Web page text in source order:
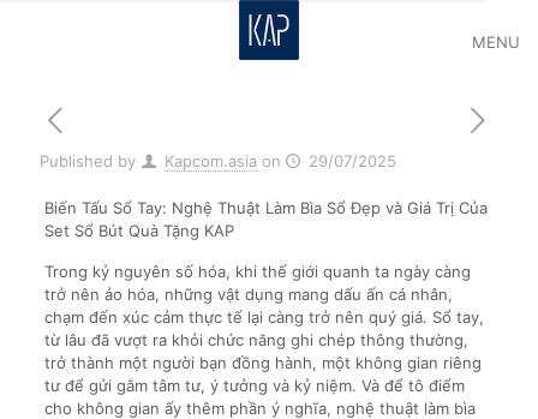
MENU
Published by Kapcom.asia on 29/07/2025
Biến Tấu Sổ Tay: Nghệ Thuật Làm Bìa Sổ Đẹp và Giá Trị Của
Set Sổ Bút Quà Tặng KAP
Trong kỷ nguyên số hóa, khi thế giới quanh ta ngày càng
trở nên ảo hóa, những vật dụng mang dấu ấn cá nhân,
chạm đến xúc cảm thực tế lại càng trở nên quý giá. Sổ tay,
từ lâu đã vượt ra khỏi chức năng ghi chép thông thường,
trở thành một người bạn đồng hành, một không gian riêng
tư để gửi gắm tâm tư, ý tưởng và kỷ niệm. Và để tô điểm
cho không gian ấy thêm phần ý nghĩa, nghệ thuật làm bìa